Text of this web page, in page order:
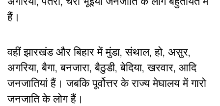
हैं।
वहीं झारखंड और बिहार में मुंडा, संथाल, हो, असुर,
अगरिया,बैगा,बनजारा,बैठुडी,बेदिया,खरवार, आदि
जनजातियां हैं। जबकि पूर्वोत्तर के राज्य मेघालय में गारो
जनजाति के लोग हैं।